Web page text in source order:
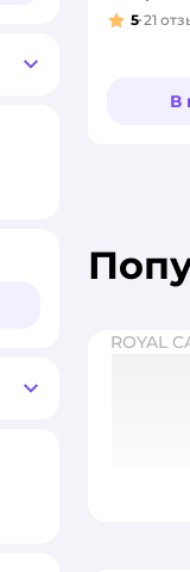
5 21
В
ROYAL